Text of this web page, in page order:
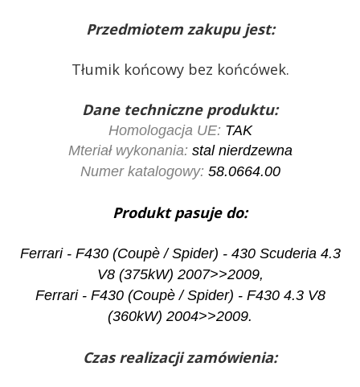
Przedmiotem zakupu jest:
Tłumik końcowy bez końcówek.
Dane techniczne produktu:
Homologacja UE: TAK
Mteriał wykonania: stal nierdzewna
Numer katalogowy: 58.0664.00
Produkt pasuje do:
Ferrari - F430 (Coupè / Spider) - 430 Scuderia 4.3
V8 (375kW) 2007>>2009,
Ferrari - F430 (Coupè / Spider) - F430 4.3 V8
(360kW) 2004>>2009.
Czas realizacji zamówienia: